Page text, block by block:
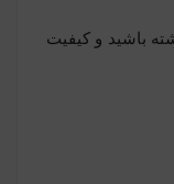
باشید و کیفیت